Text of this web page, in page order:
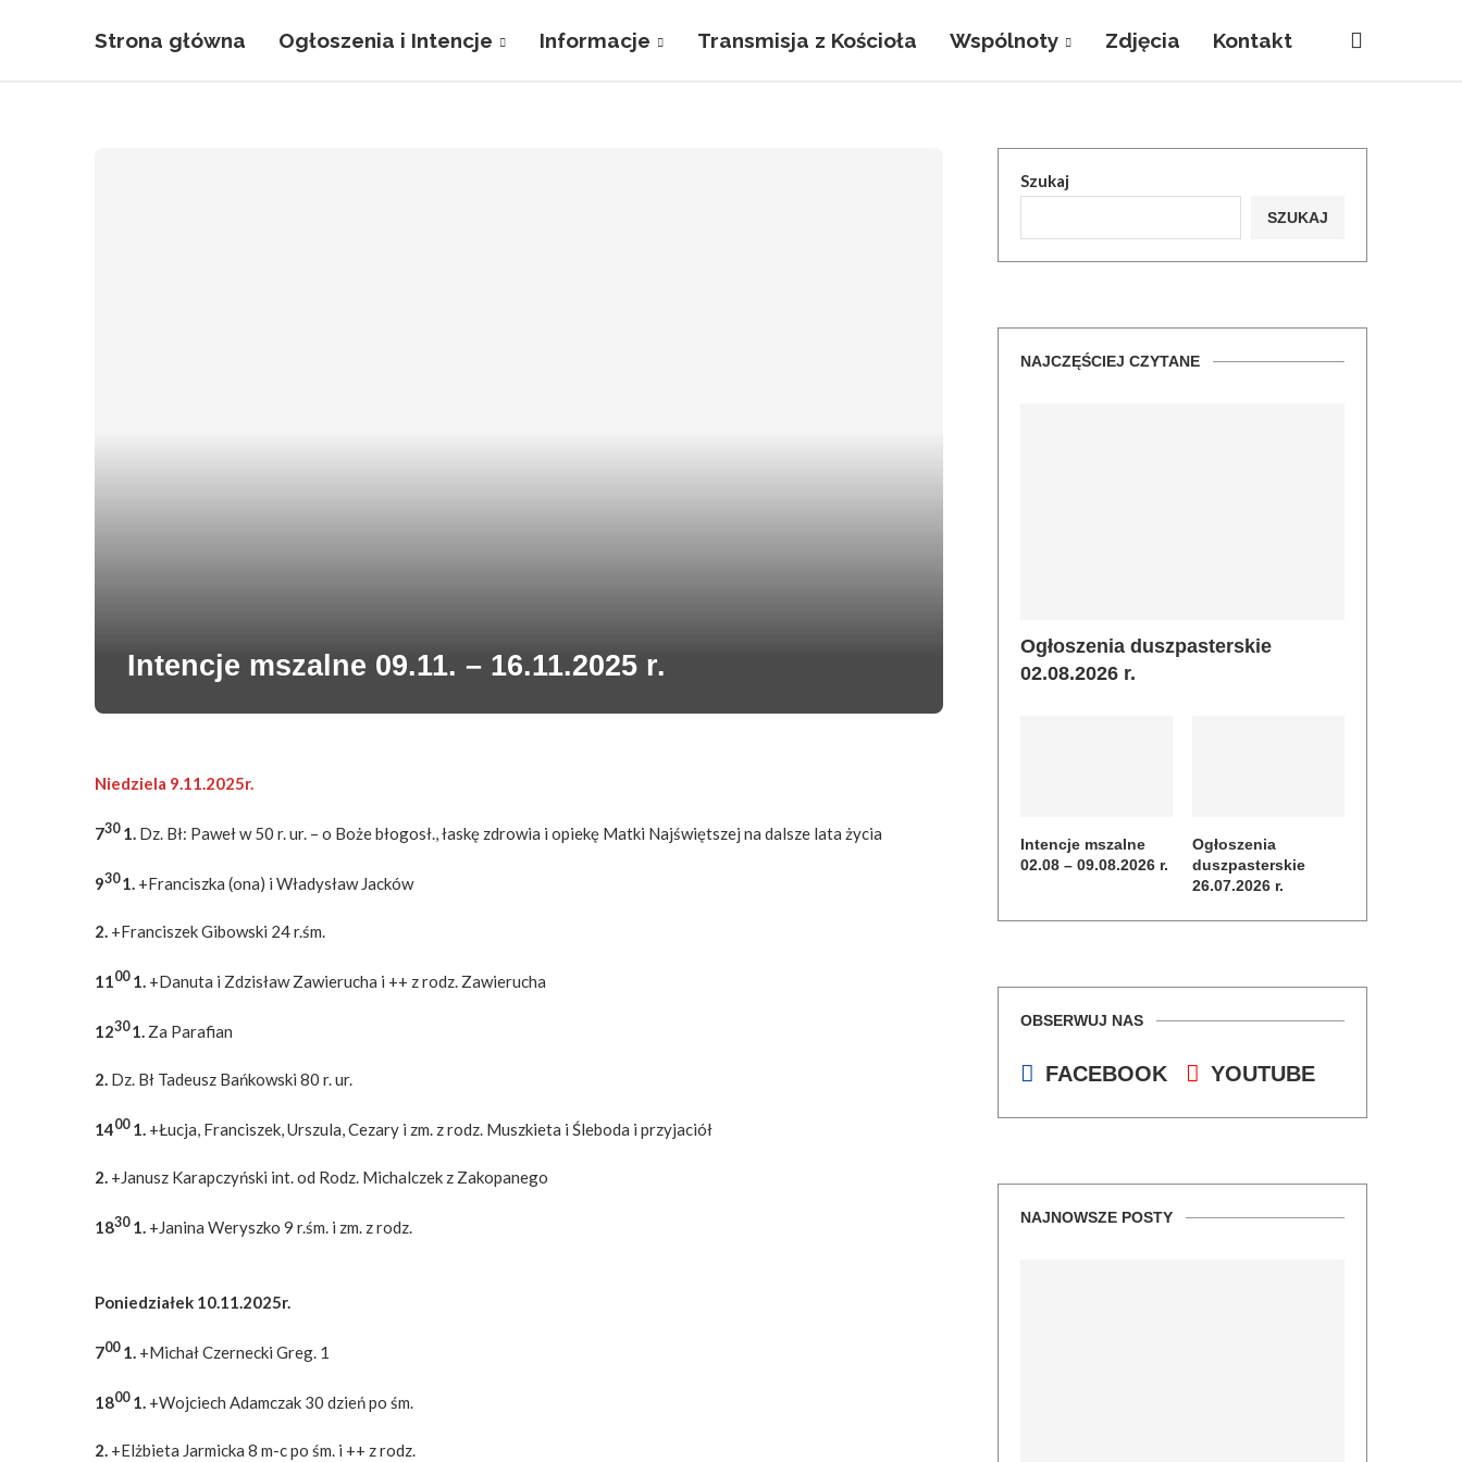
Strona główna Ogłoszenia i Intencje Informacje Transmisja z Kościoła Wspólnoty Zdjęcia Kontakt
Intencje mszalne 09.11. – 16.11.2025 r.
Niedziela 9.11.2025r.
730 1. Dz. Bł: Paweł w 50 r. ur. – o Boże błogosł., łaskę zdrowia i opiekę Matki Najświętszej na dalsze lata życia
930 1. +Franciszka (ona) i Władysław Jacków
2. +Franciszek Gibowski 24 r.śm.
11 00 1. +Danuta i Zdzisław Zawierucha i ++ z rodz. Zawierucha
1230 1. Za Parafian
2. Dz. Bł Tadeusz Bańkowski 80 r. ur.
1400 1. +Łucja, Franciszek, Urszula, Cezary i zm. z rodz. Muszkieta i Śleboda i przyjaciół
2. +Janusz Karapczyński int. od Rodz. Michalczek z Zakopanego
1830 1. +Janina Weryszko 9 r.śm. i zm. z rodz.
Poniedziałek 10.11.2025r.
700 1. +Michał Czernecki Greg. 1
1800 1. +Wojciech Adamczak 30 dzień po śm.
2. +Elżbieta Jarmicka 8 m-c po śm. i ++ z rodz.
Szukaj
SZUKAJ
NAJCZĘŚCIEJ CZYTANE
Ogłoszenia duszpasterskie
02.08.2026 r.
Intencje mszalne
02.08 – 09.08.2026 r.
Ogłoszenia
duszpasterskie
26.07.2026 r.
OBSERWUJ NAS
FACEBOOK YOUTUBE
NAJNOWSZE POSTY